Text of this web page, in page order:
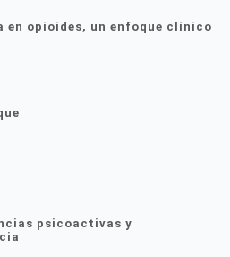
en opioides, un enfoque clínico
psicoactivas y